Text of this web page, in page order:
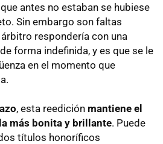
antes no estaban se hubiese
Sin embargo son faltas
respondería con una
forma indefinida, y es que se le
en el momento que
, esta reedición mantiene el
más bonita y brillante. Puede
títulos honoríficos